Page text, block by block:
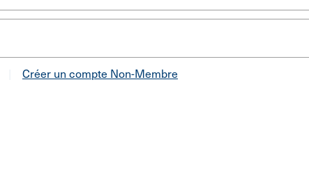
Créer un compte Non-Membre